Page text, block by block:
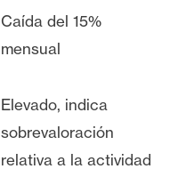
Caída del 15%
mensual
Elevado, indica
sobrevaloración
relativa a la actividad